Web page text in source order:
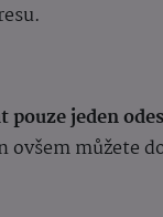
pouze jeden
ovšem můžete